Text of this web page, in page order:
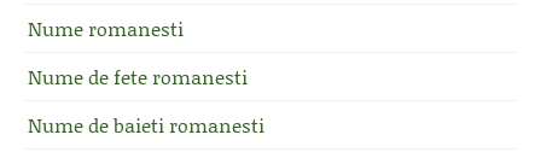
Nume romanesti
Nume de fete romanesti
Nume de baieti romanesti